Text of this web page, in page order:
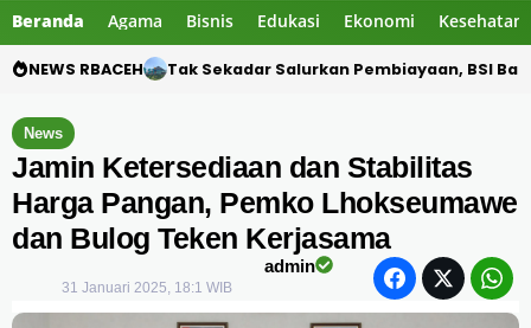
Beranda Agama Bisnis Edukasi Ekonomi Kesehatan
NEWS RBACEH Pemko Lhokseumawe Terima Dividen
News
Jamin Ketersediaan dan Stabilitas
Harga Pangan, Pemko Lhokseumawe
dan Bulog Teken Kerjasama
admin
31 Januari 2025, 18:1 WIB